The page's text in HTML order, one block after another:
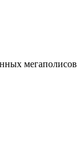
мегаполисов